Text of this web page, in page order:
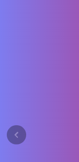
Previous